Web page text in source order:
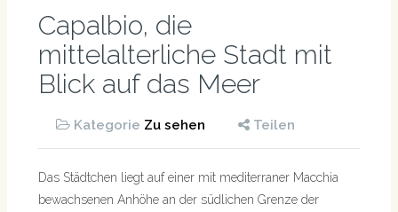
Capalbio, die
mittelalterliche Stadt mit
Blick auf das Meer
Kategorie Zu sehen Teilen
Das Städtchen liegt auf einer mit mediterraner Macchia
bewachsenen Anhöhe an der südlichen Grenze der